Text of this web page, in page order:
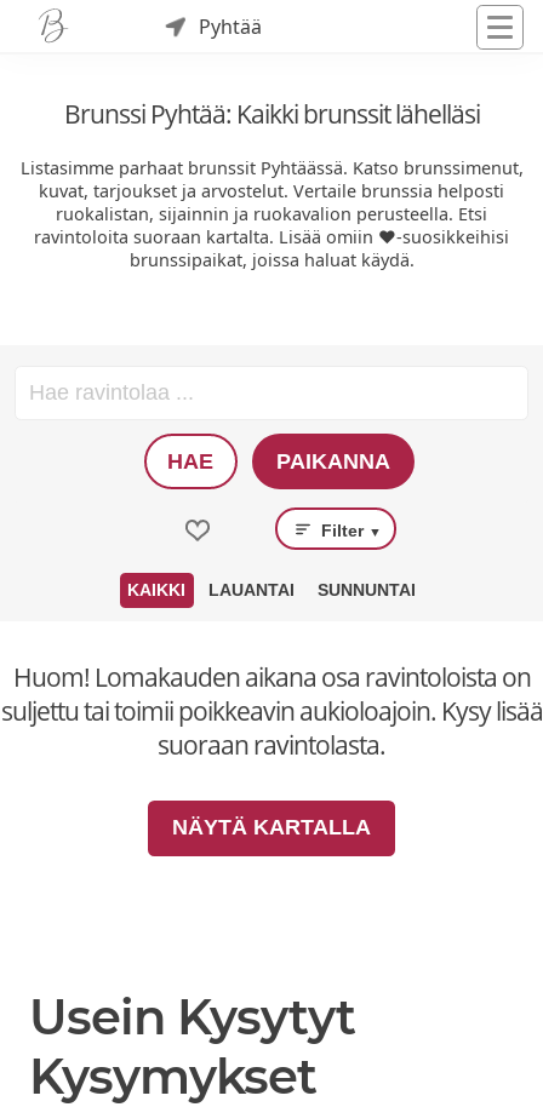
Pyhtää
Brunssi Pyhtää: Kaikki brunssit lähelläsi
Listasimme parhaat brunssit Pyhtäässä. Katso brunssimenut,
kuvat, tarjoukset ja arvostelut. Vertaile brunssia helposti
ruokalistan, sijainnin ja ruokavalion perusteella. Etsi
ravintoloita suoraan kartalta. Lisää omiin ❤️-suosikkeihisi
brunssipaikat, joissa haluat käydä.
HAE PAIKANNA
Filter ▼
KAIKKI LAUANTAI SUNNUNTAI
Huom! Lomakauden aikana osa ravintoloista on
suljettu tai toimii poikkeavin aukioloajoin. Kysy lisää
suoraan ravintolasta.
NÄYTÄ KARTALLA
Usein Kysytyt
Kysymykset